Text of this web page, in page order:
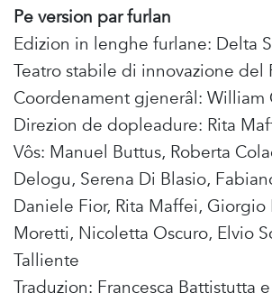
Pe version par furlan
Edizion in lenghe furlane: Delta
Teatro stabile di innovazione del
Coordenament gjenerâl: William
Direzion de dopleadure: Rita
Vôs: Manuel Buttus, Roberta
Delogu, Serena Di Blasio,
Daniele Fior, Rita Maffei,
Moretti, Nicoletta Oscuro, Elvio
Talliente
Traduzion: Francesca Battistutta